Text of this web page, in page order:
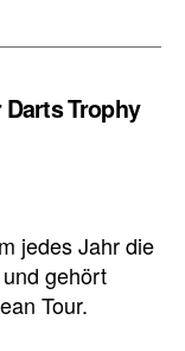
Darts Trophy
jedes Jahr die
gehört
Tour.